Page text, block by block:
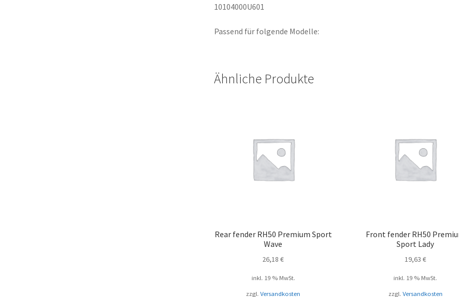
10104000U601
Passend für folgende Modelle:
Ähnliche Produkte
Rear fender RH50 Premium Sport
Wave
26,18€
inkl. 19 % MwSt.
zzgl.Versandkosten
Front fender RH50
Sport Lady
19,63 €
inkl. 19 % MwSt.
zzgl. Versandkosten